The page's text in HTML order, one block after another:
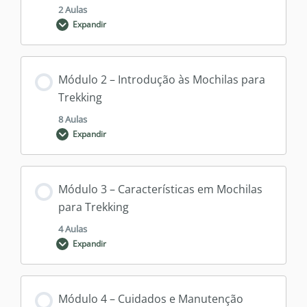
2 Aulas
Expandir
0/2 Passos
Reflexão sobre marcas de Mochilas para
Trekking no Brasil
Qual a diferença entre Hiking e Trekking?
Módulo 2 – Introdução às Mochilas para
Trekking
8 Aulas
Expandir
Capacidade de Carga das Mochilas para
Trekking
Módulo 3 – Características em Mochilas
para Trekking
4 Aulas
Expandir
Módulo 4 – Cuidados e Manutenção